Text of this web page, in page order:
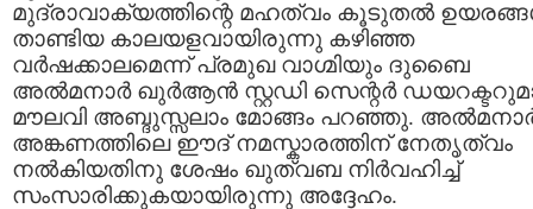
മുദ്രാവാക്യത്തിന്റെ മഹത്വം കൂടുതല്‍
താണ്ടിയ കാലയളവായിരുന്നു കഴിഞ്ഞ
വര്‍ഷക്കാലമെന്ന്‌ പ്രമുഖ വാഗ്മിയും ദുബൈ
അല്‍മനാര്‍ ഖുര്‍ആന്‍ സ്റ്റഡി സെന്റര്‍
മൗലവി അബ്ദുസ്സലാം മോങ്ങം പറഞ്ഞു.
അങ്കണത്തിലെ ഈദ്‌ നമസ്കാരത്തിന്‌ നേതൃത്വം
നല്‍കിയതിനു ശേഷം ഖുത്വബ നിര്‍വഹിച്ച്‌
സംസാരിക്കുകയായിരുന്നു അദ്ദേഹം.